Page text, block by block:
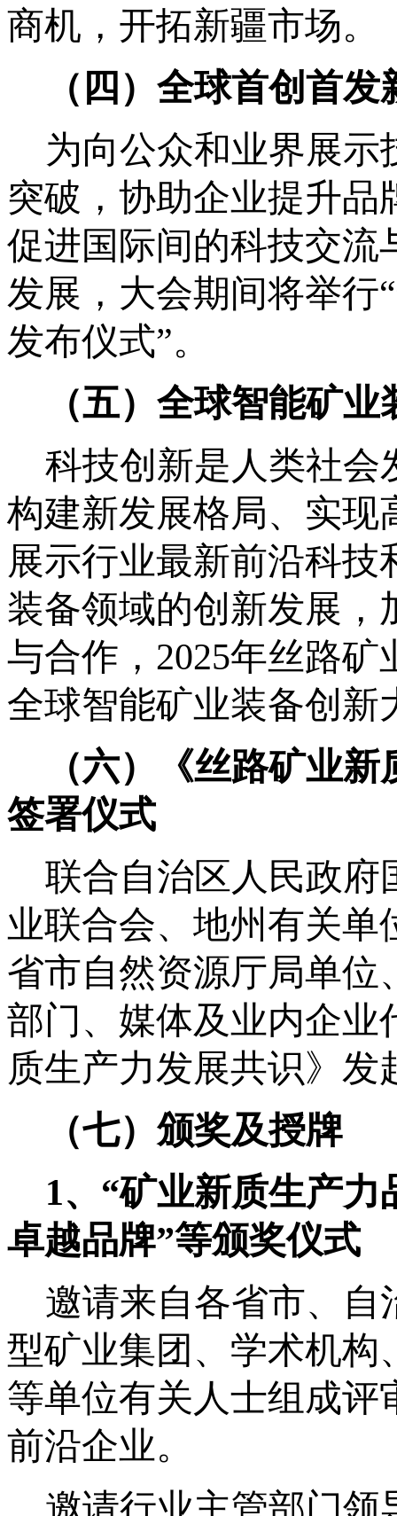
商机，开拓新疆市场。
（四）全球首创首
为向公众和业界展
突破，协助企业提升品
促进国际间的科技交流
发展，大会期间将举行
发布仪式”。
（五）全球智能矿
科技创新是人类社会
构建新发展格局、实现
展示行业最新前沿科
装备领域的创新发展，
与合作， 2025年丝路
全球智能矿业装备创新
（六）
《丝路矿业
签署仪式
联合自治区人民政府
业联合会、地州有关单
省市自然资源厅局单位
部门、媒体及业内企业
质生产力发展共识》发
（七） 颁奖及授牌
1、“矿业新质生产力
卓越品牌”等颁奖仪式
邀请来自各省市、自
型矿业集团、学术机构
等单位有关人士组成评
前沿企业。